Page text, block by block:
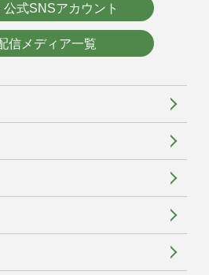
公式SNSアカウント
信メディア一覧